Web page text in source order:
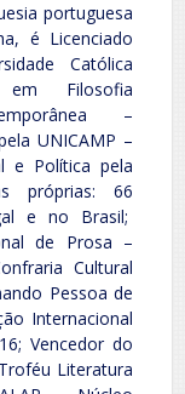
portuguesa
é Licenciado
Católica
em Filosofia
–
UNICAMP –
e Política pela
próprias: 66
e no Brasil;
de Prosa –
Cultural
Pessoa de
Internacional
Vencedor do
Literatura